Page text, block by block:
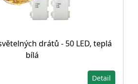
drátů - 50 LED, teplá
bílá
Detail